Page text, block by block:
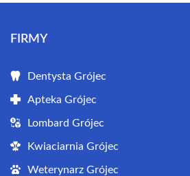
FIRMY
Dentysta Grójec
Apteka Grójec
Lombard Grójec
Kwiaciarnia Grójec
Weterynarz Grójec